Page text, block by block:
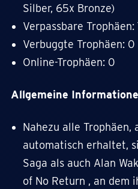
Silber, 65x Bronze)
Verpassbare Trophäen:
Verbuggte Trophäen: 0
Online-Trophäen: 0
Allgemeine
Nahezu alle Trophäen,
automatisch erhaltet,
Saga als auch Alan
of No Return , an dem